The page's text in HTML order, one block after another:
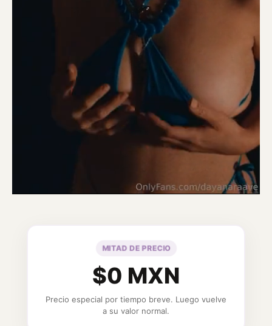
MITAD DE PRECIO
$0 MXN
Precio especial por tiempo breve. Luego vuelve
a su valor normal.